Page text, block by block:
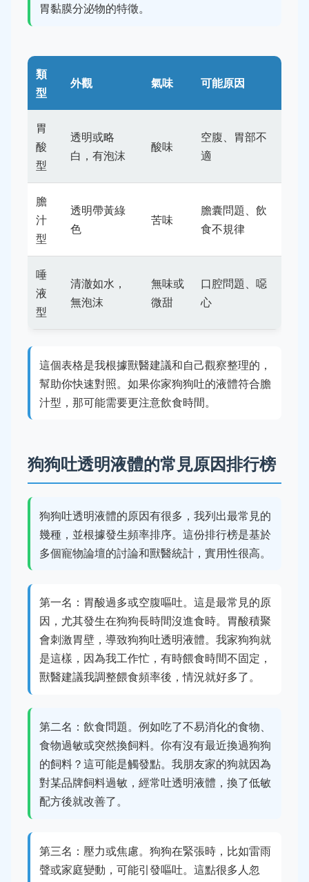
胃黏膜分泌物的特徵。
類
型
外觀 氣味 可能原因
胃
酸
型
透明或略
白，有泡沫
酸味
空腹、胃部不
適
膽
汁
型
透明帶黃綠
色
苦味
膽囊問題、飲
食不規律
唾
液
型
清澈如水，
無泡沫
無味或
微甜
口腔問題、噁
心
這個表格是我根據獸醫建議和自己觀察整理的，
幫助你快速對照。如果你家狗狗吐的液體符合膽
汁型，那可能需要更注意飲食時間。
狗狗吐透明液體的常見原因排行榜
狗狗吐透明液體的原因有很多，我列出最常見的
幾種，並根據發生頻率排序。這份排行榜是基於
多個寵物論壇的討論和獸醫統計，實用性很高。
第一名：胃酸過多或空腹嘔吐。這是最常見的原
因，尤其發生在狗狗長時間沒進食時。胃酸積聚
會刺激胃壁，導致狗狗吐透明液體。我家狗狗就
是這樣，因為我工作忙，有時餵食時間不固定，
獸醫建議我調整餵食頻率後，情況就好多了。
第二名：飲食問題。例如吃了不易消化的食物、
食物過敏或突然換飼料。你有沒有最近換過狗狗
的飼料？這可能是觸發點。我朋友家的狗就因為
對某品牌飼料過敏，經常吐透明液體，換了低敏
配方後就改善了。
第三名：壓力或焦慮。狗狗在緊張時，比如雷雨
聲或家庭變動，可能引發嘔吐。這點很多人忽